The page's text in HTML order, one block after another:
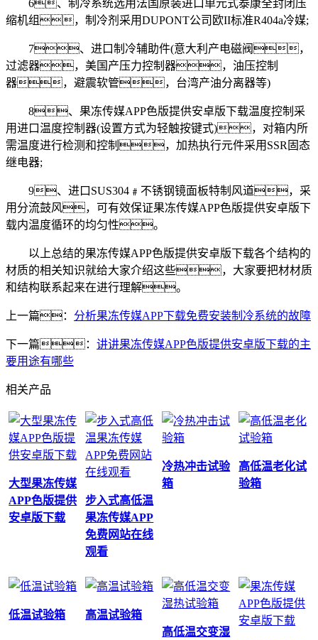
6、制冷系统选用法国原装进口单元式泰康全封闭压
缩机组，制冷剂采用DUPONT公司欧II标准R404a冷媒;
7、进口制冷辅助件(意大利产电磁阀，
过滤器，美国产压力控制器，油压控制
器，避震软管，台湾产油分离器等)
8、果冻传媒APP色版提供安卓版下载温度控制采
用进口温度控制器(设置方式为轻触按键式)，对箱内所
需温度进行检测和控制，加热执行元件采用SSR固态
继电器;
9、进口SUS304﹟不锈钢镜面板特制风道，采
用分流鼓风，可有效保证果冻传媒APP色版提供安卓版下
载内温度循环的均匀性。
以上总结的果冻传媒APP色版提供安卓版下载各个结构的
材质的相关知识就给大家介绍这些，大家要把材材质
和结构联系起来在进行理解。
上一篇： 分析果冻传媒APP下载免费安装制冷系统的故障
下一篇： 讲讲果冻传媒APP色版提供安卓版下载的主
要用途有哪些
相关产品
大型果冻传媒
APP色版提供
安卓版下载
步入式高低温
果冻传媒APP
免费网站在线
观看
冷热冲击试验
箱
高低温老化试
验箱
低温试验箱
高温试验箱
高低温交变湿